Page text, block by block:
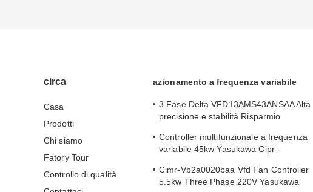
circa
Casa
Prodotti
Chi siamo
Fatory Tour
Controllo di qualità
azionamento a frequenza variabile
3 Fase Delta VFD13AMS43ANSAA Alta
precisione e stabilità Risparmio
Controller multifunzionale a frequenza
variabile 45kw Yasukawa Cipr-
Cimr-Vb2a0020baa Vfd Fan Controller
5.5kw Three Phase 220V Yasukawa